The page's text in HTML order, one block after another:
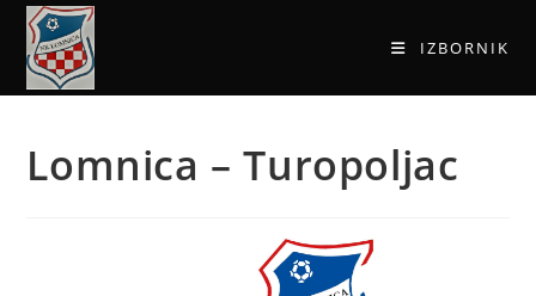
IZBORNIK
Lomnica – Turopoljac